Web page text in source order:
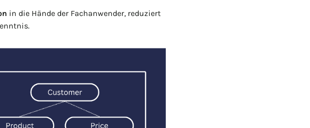
in die Hände der Fachanwender, reduziert